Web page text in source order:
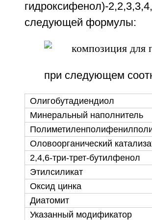
гидроксифенол)-
следующей формулы:
при следующем
Олигобутадиендиол
Минеральный наполнитель
Оловоорганический
2,4,6-три-трет-бутилфенол
Этилсиликат
Оксид цинка
Диатомит
Указанный модификатор